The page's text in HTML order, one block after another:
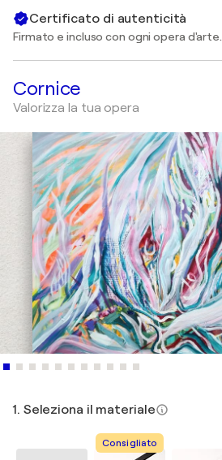
Certificato di autenticità
Firmato e incluso con ogni opera d'arte.
Cornice
Valorizza la tua opera
1. Seleziona il materiale
Consigliato